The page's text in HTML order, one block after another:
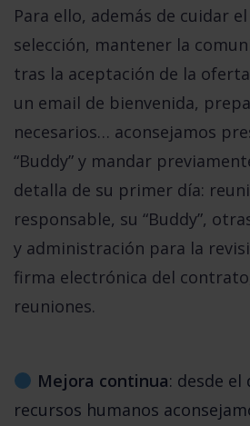
Para ello, además de cuidar
selección, mantener la
tras la aceptación de la
un email de bienvenida,
necesarios… aconsejamos
“Buddy” y mandar
detalla de su primer día:
responsable, su “Buddy”,
y administración para la
firma electrónica del
reuniones.
Mejora continua: desde
recursos humanos